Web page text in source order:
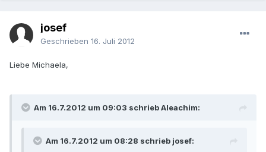
josef
Geschrieben 16. Juli 2012
Liebe Michaela,
Am 16.7.2012 um 09:03 schrieb Aleachim:
Am 16.7.2012 um 08:28 schrieb josef: